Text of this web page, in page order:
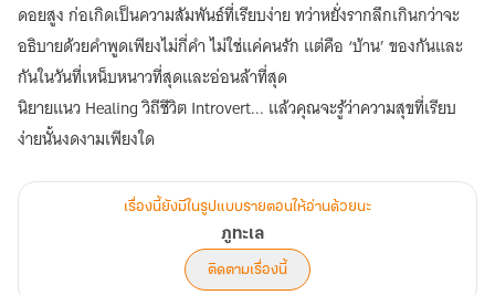
ดอยสูง ก่อเกิดเป็นความสัมพันธ์ที่เรียบง่าย ทว่าหยั่งรากลึกเกินกว่าจะ
อธิบายด้วยคำพูดเพียงไม่กี่คำ ไม่ใช่แค่คนรัก แต่คือ ‘บ้าน’ ของกันและ
กันในวันที่เหน็บหนาวที่สุดและอ่อนล้าที่สุด
นิยายแนว Healing วิถีชีวิต Introvert... แล้วคุณจะรู้ว่าความสุขที่เรียบ
ง่ายนั้นงดงามเพียงใด
เรื่องนี้ยังมีในรูปแบบรายตอนให้อ่านด้วยนะ
ภูทะเล
ติดตามเรื่องนี้